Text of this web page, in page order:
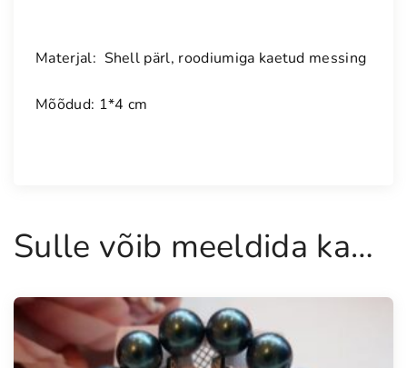
Materjal: Shell pärl, roodiumiga kaetud messing
Mõõdud: 1*4 cm
Sulle võib meeldida ka…